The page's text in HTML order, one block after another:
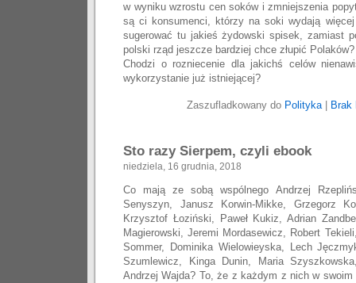
w wyniku wzrostu cen soków i zmniejszenia
są ci konsumenci, którzy na soki wydają
sugerować tu jakieś żydowski spisek, zamiast
polski rząd jeszcze bardziej chce złupić Polaków?
Chodzi o rozniecenie dla jakichś celów
wykorzystanie już istniejącej?
Zaszufladkowany do Polityka| Brak
Sto razy Sierpem, czyli ebook
niedziela, 16 grudnia, 2018
Co mają ze sobą wspólnego Andrzej
Senyszyn, Janusz Korwin-Mikke, Grzegorz
Krzysztof Łoziński, Paweł Kukiz, Adrian
Magierowski, Jeremi Mordasewicz, Robert
Sommer, Dominika Wielowieyska, Lech
Szumlewicz, Kinga Dunin, Maria
Andrzej Wajda? To, że z każdym z nich w swoim